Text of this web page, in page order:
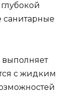
санитарные
с жидким